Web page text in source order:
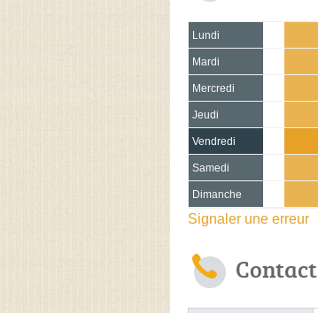
Lundi
Mardi
Mercredi
Jeudi
Vendredi
Samedi
Dimanche
Signaler une erreur
Contact